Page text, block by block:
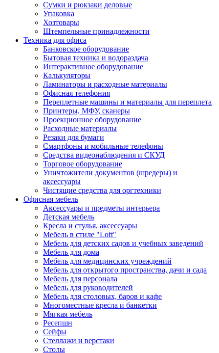
Сумки и рюкзаки деловые
Упаковка
Хозтовары
Штемпельные принадлежности
Техника для офиса
Банковское оборудование
Бытовая техника и водораздача
Интерактивное оборудование
Калькуляторы
Ламинаторы и расходные материалы
Офисная телефония
Переплетные машины и материалы для переплета
Принтеры, МФУ, сканеры
Проекционное оборудование
Расходные материалы
Резаки для бумаги
Смартфоны и мобильные телефоны
Средства видеонаблюдения и СКУД
Торговое оборудование
Уничтожители документов (шредеры) и
аксессуары
Чистящие средства для оргтехники
Офисная мебель
Аксессуары и предметы интерьера
Детская мебель
Кресла и стулья, аксессуары
Мебель в стиле "Loft"
Мебель для детских садов и учебных заведений
Мебель для дома
Мебель для медицинских учреждений
Мебель для открытого пространства, дачи и сада
Мебель для персонала
Мебель для руководителей
Мебель для столовых, баров и кафе
Многоместные кресла и банкетки
Мягкая мебель
Ресепшн
Сейфы
Стеллажи и верстаки
Столы